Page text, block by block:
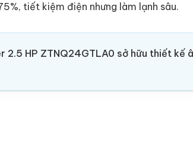
tiết kiệm điện nhưng làm lạnh sâu.
2.5 HP ZTNQ24GTLA0 sở hữu thiết kế